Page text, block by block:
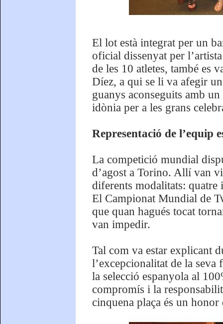
El lot està integrat per un
oficial dissenyat per
de les 10 atletes, també es
Díez, a qui se li va afegir
guanys aconseguits amb
idònia per a les grans
Representació de l’equip
La competició mundial
d’agost a Torino. Allí van
diferents modalitats: quatre
El Campionat Mundial de
que quan hagués tocat
van impedir.
Tal com va estar explicant
l’excepcionalitat de la seva
la selecció espanyola al
compromís i la
cinquena plaça és un